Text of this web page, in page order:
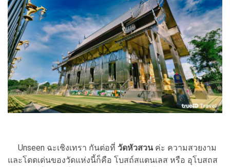
Unseen ฉะเชิงเทรา กันต่อที่ วัดหัวสวนค่ะ ความสวยงาม
และโดดเด่นของวัดแห่งนี้ก็คือ โบสถ์สแตนเลส หรือ อุโบสถส